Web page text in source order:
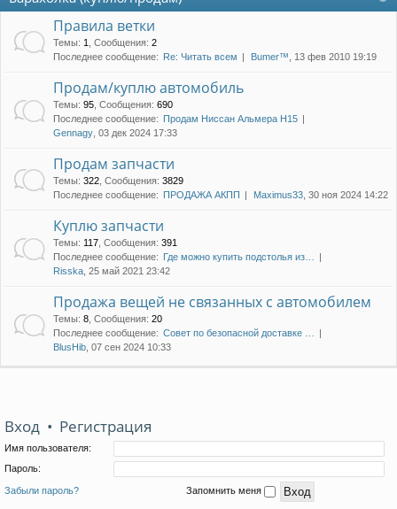
Правила ветки
Темы: 1 Сообщения: 2
Последнее сообщение: Re: Читать всем Bumer™ , 13 фев 2010 19:19
Продам/куплю автомобиль
Темы: 95 Сообщения: 690
Последнее сообщение: Продам Ниссан Альмера Н15
Gennagy , 03 дек 2024 17:33
Продам запчасти
Темы: 322 Сообщения: 3829
Последнее сообщение: ПРОДАЖА АКПП Maximus33 , 30 ноя 2024 14:22
Куплю запчасти
Темы: 117 Сообщения: 391
Последнее сообщение: Где можно купить подстолья из…
Risska , 25 май 2021 23:42
Продажа вещей не связанных с автомобилем
Темы: 8 Сообщения: 20
Последнее сообщение: Совет по безопасной доставке …
BlusHib , 07 сен 2024 10:33
Вход • Регистрация
Имя пользователя:
Пароль:
Забыли пароль? Запомнить меня